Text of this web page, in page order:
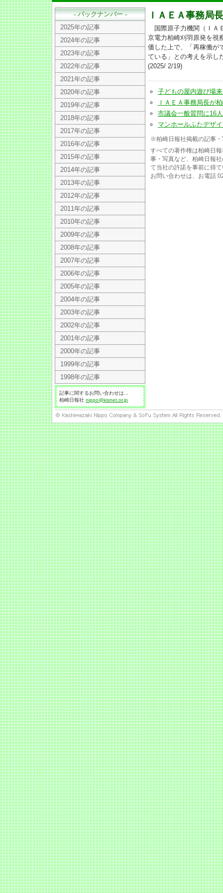
ＩＡＥＡ事務局
国際原子力機関（ＩＡ
京電力柏崎刈羽原発を視
価した上で、「再稼働が
ている」との考えを示し
(2025/ 2/19)
子どもの屋内遊び場
ＩＡＥＡ事務局長が
市議会一般質問に16
マンホールふたデザ
※柏崎日報社掲載の記事
すべての著作権は柏崎日
事・写真など、柏崎日報
て当社の許諾を事前に得
お問い合わせは、お電話
- バックナンバー -
2025年の記事
2024年の記事
2023年の記事
2022年の記事
2021年の記事
2020年の記事
2019年の記事
2018年の記事
2017年の記事
2016年の記事
2015年の記事
2014年の記事
2013年の記事
2012年の記事
2011年の記事
2010年の記事
2009年の記事
2008年の記事
2007年の記事
2006年の記事
2005年の記事
2004年の記事
2003年の記事
2002年の記事
2001年の記事
2000年の記事
1999年の記事
1998年の記事
記事に関するお問い合わせは...
柏崎日報社 nippo@kisnet.or.jp